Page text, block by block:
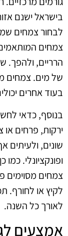
בישראל ישנם
לבחור צמחים
צמחים המותאמים
הרריים, ולהפך.
של מים. צמחים
בעוד אחרים
בנוסף, כדאי
ירקות, פרחים או
שונים, ולעיתים
ופונקציונלי.
צמחים מסוימים
לקיץ או לחורף.
לאורך כל השנה.
אמצעים